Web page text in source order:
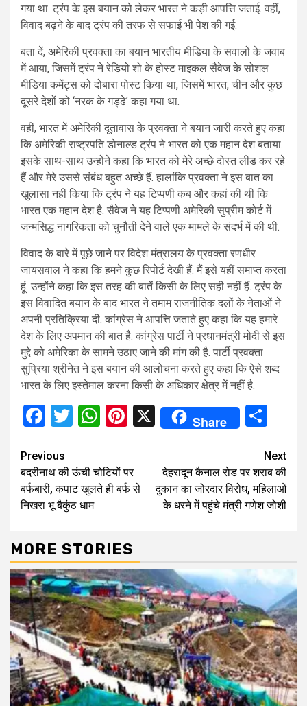
गया था. ट्रंप के इस बयान को लेकर भारत ने कड़ी आपत्ति जताई. वहीं,
विवाद बढ़ने के बाद ट्रंप की तरफ से सफाई भी पेश की गई.
बता दें, अमेरिकी प्रवक्ता का बयान भारतीय मीडिया के सवालों के जवाब
में आया, जिसमें ट्रंप ने रेडियो शो के होस्ट माइकल सैवेज के सोशल
मीडिया कमेंट्स को दोबारा पोस्ट किया था, जिसमें भारत, चीन और कुछ
दूसरे देशों को ‘नरक के गड्ढे’ कहा गया था.
वहीं, भारत में अमेरिकी दूतावास के प्रवक्ता ने बयान जारी करते हुए कहा
कि अमेरिकी राष्ट्रपति डोनाल्ड ट्रंप ने भारत को एक महान देश बताया.
इसके साथ-साथ उन्होंने कहा कि भारत को मेरे अच्छे दोस्त लीड कर रहे
हैं और मेरे उससे संबंध बहुत अच्छे हैं. हालांकि प्रवक्ता ने इस बात का
खुलासा नहीं किया कि ट्रंप ने यह टिप्पणी कब और कहां की थी कि
भारत एक महान देश है. सैवेज ने यह टिप्पणी अमेरिकी सुप्रीम कोर्ट में
जन्मसिद्ध नागरिकता को चुनौती देने वाले एक मामले के संदर्भ में की थी.
विवाद के बारे में पूछे जाने पर विदेश मंत्रालय के प्रवक्ता रणधीर
जायसवाल ने कहा कि हमने कुछ रिपोर्ट देखी हैं. मैं इसे यहीं समाप्त करता
हूं. उन्होंने कहा कि इस तरह की बातें किसी के लिए सही नहीं हैं. ट्रंप के
इस विवादित बयान के बाद भारत ने तमाम राजनीतिक दलों के नेताओं ने
अपनी प्रतिक्रिया दी. कांग्रेस ने आपत्ति जताते हुए कहा कि यह हमारे
देश के लिए अपमान की बात है. कांग्रेस पार्टी ने प्रधानमंत्री मोदी से इस
मुद्दे को अमेरिका के सामने उठाए जाने की मांग की है. पार्टी प्रवक्ता
सुप्रिया श्रीनेत ने इस बयान की आलोचना करते हुए कहा कि ऐसे शब्द
भारत के लिए इस्तेमाल करना किसी के अधिकार क्षेत्र में नहीं है.
Facebook
Twitter
WhatsApp
Pinterest
X Share
Continue
Reading
Previous
बदरीनाथ की ऊंची चोटियों पर
बर्फबारी, कपाट खुलते ही बर्फ से
निखरा भू बैकुंठ धाम
Next
देहरादून कैनाल रोड पर शराब की
दुकान का जोरदार विरोध, महिलाओं
के धरने में पहुंचे मंत्री गणेश जोशी
MORE STORIES